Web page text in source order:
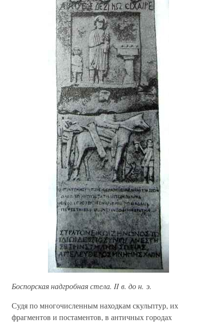
Боспорская надгробная стела. II в. до н. э.
Судя по многочисленным находкам скульптур, их
фрагментов и постаментов, в античных городах